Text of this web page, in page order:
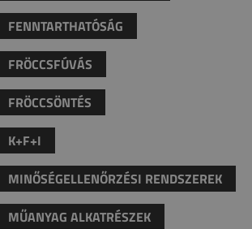
FENNTARTHATÓSÁG
FRÖCCSFÚVÁS
FRÖCCSÖNTÉS
K+F+I
MINŐSÉGELLENŐRZÉSI RENDSZEREK
MŰANYAG ALKATRÉSZEK